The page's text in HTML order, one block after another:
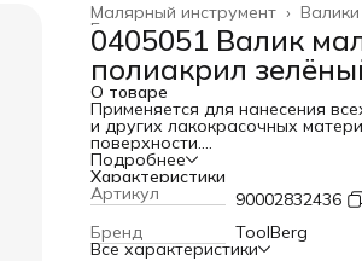
Валики
Малярный инструмент ›
Главная ›
0405051 Валик
полиакрил
О товаре
Применяется для нанесения
и других лакокрасочных
поверхности.
Высота и плотность ворса
шероховатых поверхностей.
полиакрила, волокна которого
удерживают и равномерно
материал по обрабатываемой
Высота ворса 11 мм Диаметр
Подробнее
Характеристики
Артикул
90002832436
Бренд
ToolBerg
Все характеристики